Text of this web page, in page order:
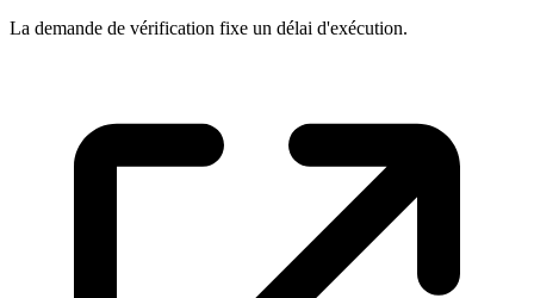
La demande de vérification fixe un délai d'exécution.